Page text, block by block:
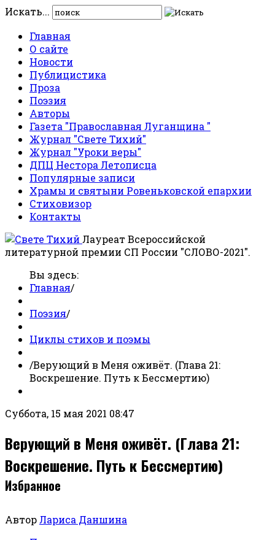
Искать...
Главная
О сайте
Новости
Публицистика
Проза
Поэзия
Авторы
Газета "Православная Луганщина "
Журнал "Свете Тихий"
Журнал "Уроки веры"
ДПЦ Нестора Летописца
Популярные записи
Храмы и святыни Ровеньковской епархии
Стиховизор
Контакты
Лауреат Всероссийской
литературной премии СП России "СЛОВО-2021".
Вы здесь:
Главная/
Поэзия/
Циклы стихов и поэмы
/Верующий в Меня оживёт. (Глава 21:
Воскрешение. Путь к Бессмертию)
Суббота, 15 мая 2021 08:47
Верующий в Меня оживёт. (Глава 21:
Воскрешение. Путь к Бессмертию)
Избранное
Автор Лариса Даншина